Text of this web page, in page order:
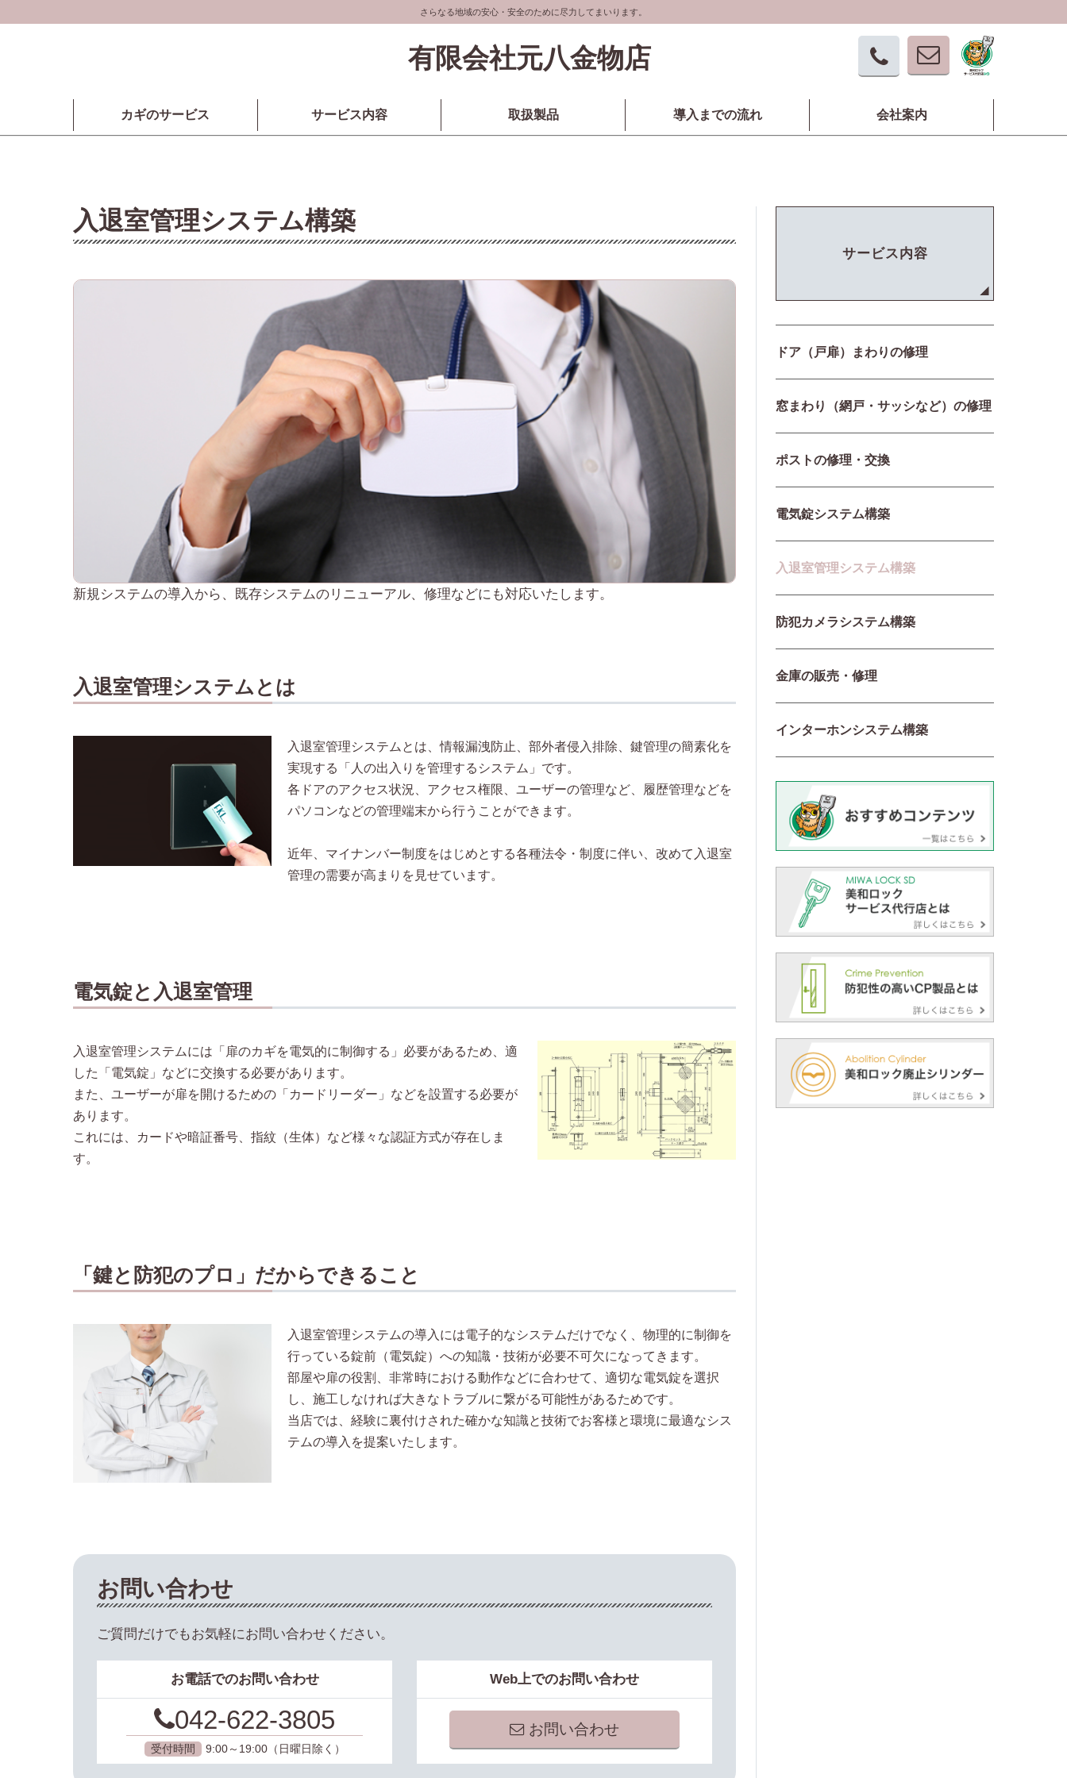
さらなる地域の安心・安全のために尽力してまいります。
有限会社元八金物店
カギのサービス サービス内容 取扱製品 導入までの流れ 会社案内
入退室管理システム構築
新規システムの導入から、既存システムのリニューアル、修理などにも対応いたします。
入退室管理システムとは
入退室管理システムとは、情報漏洩防止、部外者侵入排除、鍵管理の簡素化を
実現する「人の出入りを管理するシステム」です。
各ドアのアクセス状況、アクセス権限、ユーザーの管理など、履歴管理などを
パソコンなどの管理端末から行うことができます。
近年、マイナンバー制度をはじめとする各種法令・制度に伴い、改めて入退室
管理の需要が高まりを見せています。
電気錠と入退室管理
入退室管理システムには「扉のカギを電気的に制御する」必要があるため、適
した「電気錠」などに交換する必要があります。
また、ユーザーが扉を開けるための「カードリーダー」などを設置する必要が
あります。
これには、カードや暗証番号、指紋（生体）など様々な認証方式が存在しま
す。
「鍵と防犯のプロ」だからできること
入退室管理システムの導入には電子的なシステムだけでなく、物理的に制御を
行っている錠前（電気錠）への知識・技術が必要不可欠になってきます。
部屋や扉の役割、非常時における動作などに合わせて、適切な電気錠を選択
し、施工しなければ大きなトラブルに繋がる可能性があるためです。
当店では、経験に裏付けされた確かな知識と技術でお客様と環境に最適なシス
テムの導入を提案いたします。
お問い合わせ
ご質問だけでもお気軽にお問い合わせください。
お電話でのお問い合わせ
042-622-3805
受付時間 9:00～19:00（日曜日除く）
Web上でのお問い合わせ
お問い合わせ
サービス内容
ドア（戸扉）まわりの修理
窓まわり（網戸・サッシなど）の修理
ポストの修理・交換
電気錠システム構築
入退室管理システム構築
防犯カメラシステム構築
金庫の販売・修理
インターホンシステム構築